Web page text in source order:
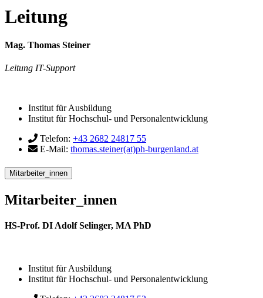
Leitung
Mag. Thomas Steiner
Leitung IT-Support
Institut für Ausbildung
Institut für Hochschul- und Personalentwicklung
Telefon: +43 2682 24817 55
E-Mail: thomas.steiner(at)ph-burgenland.at
Mitarbeiter_innen
Mitarbeiter_innen
HS-Prof. DI Adolf Selinger, MA PhD
Institut für Ausbildung
Institut für Hochschul- und Personalentwicklung